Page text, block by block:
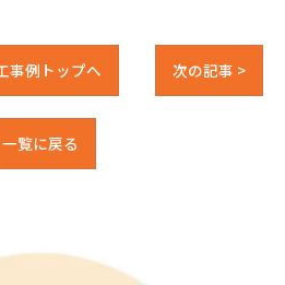
事例トップへ 次の記事 >
一覧に戻る